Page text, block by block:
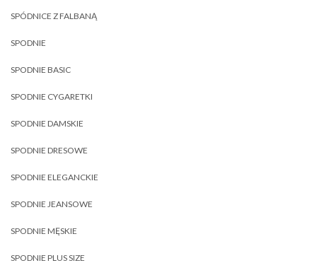
SPÓDNICE Z FALBANĄ
SPODNIE
SPODNIE BASIC
SPODNIE CYGARETKI
SPODNIE DAMSKIE
SPODNIE DRESOWE
SPODNIE ELEGANCKIE
SPODNIE JEANSOWE
SPODNIE MĘSKIE
SPODNIE PLUS SIZE